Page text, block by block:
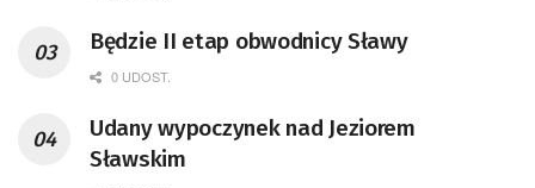
Będzie II etap obwodnicy Sławy
0 UDOST.
Udany wypoczynek nad Jeziorem
Sławskim